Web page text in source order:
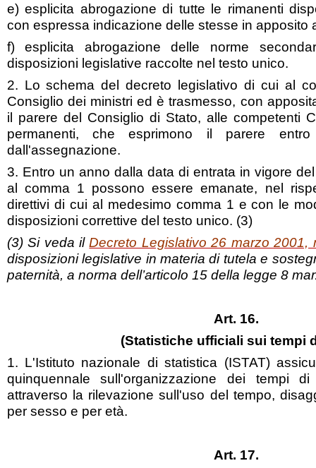
e) esplicita abrogazione di tutte le rimanenti
con espressa indicazione delle stesse in apposito
f) esplicita abrogazione delle norme
disposizioni legislative raccolte nel testo unico.
2. Lo schema del decreto legislativo di cui al
Consiglio dei ministri ed è trasmesso, con
il parere del Consiglio di Stato, alle competenti
permanenti, che esprimono il parere entro
dall'assegnazione.
3. Entro un anno dalla data di entrata in vigore
al comma 1 possono essere emanate, nel
direttivi di cui al medesimo comma 1 e con le
disposizioni correttive del testo unico. (3)
(3) Si veda ilDecreto Legislativo 26 marzo 2001,
disposizioni legislative in materia di tutela e
paternità, a norma dell’articolo 15 della legge 8
Art. 16.
(Statistiche ufficiali sui tempi
1. L'Istituto nazionale di statistica (ISTAT)
quinquennale sull'organizzazione dei tempi
attraverso la rilevazione sull'uso del tempo,
per sesso e per età.
Art. 17.